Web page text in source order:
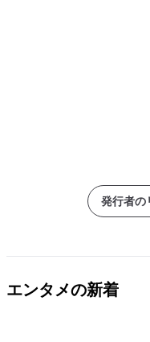
発行者の
エンタメの新着